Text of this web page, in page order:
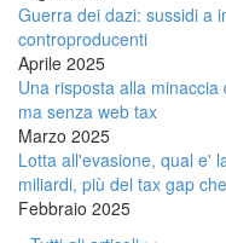
Guerra dei dazi: sussidi a
controproducenti
Aprile 2025
Una risposta alla
ma senza web tax
Marzo 2025
Lotta all'evasione, qual e'
miliardi, più del tax gap
Febbraio 2025